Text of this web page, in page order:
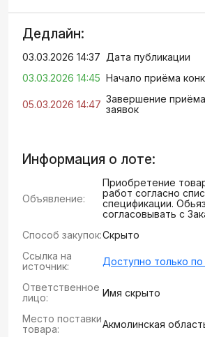
Дедлайн:
03.03.2026 14:37 Дата публикации
03.03.2026 14:45 Начало приёма
05.03.2026 14:47 Завершение
заявок
Информация о лоте:
Объявление:
Приобретение
работ согласно
спецификации.
согласовывать с
Способ закупок:Скрыто
Ссылка на
источник:
Доступно только
Ответственное
лицо:
Имя скрыто
Место поставки
товара:
Акмолинская